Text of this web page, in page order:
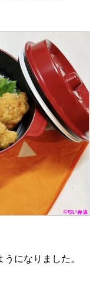
になりました。